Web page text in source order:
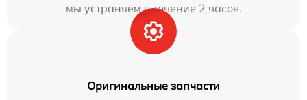
мы устраняем в течение 2 часов.
Оригинальные запчасти